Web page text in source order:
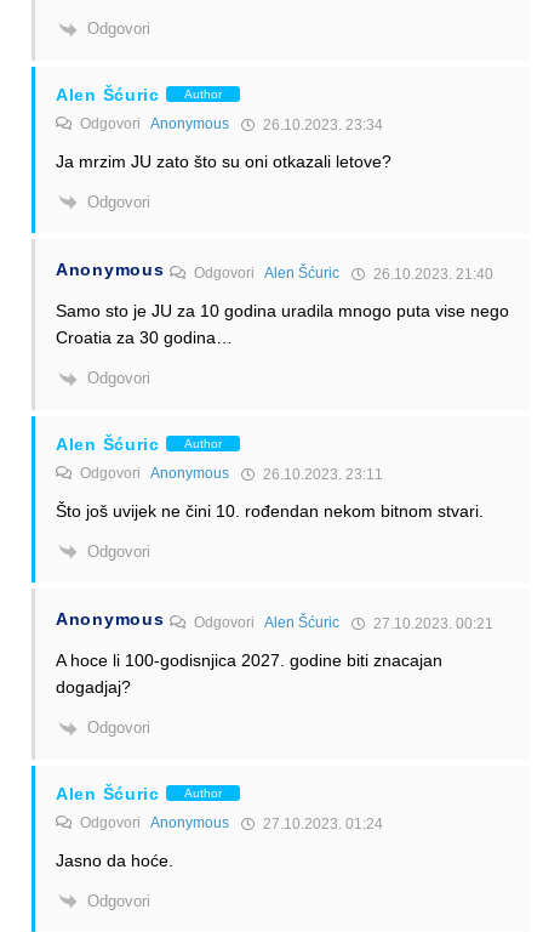
Odgovori
Alen Šćuric Author
Odgovori Anonymous 26.10.2023. 23:34
Ja mrzim JU zato što su oni otkazali letove?
Odgovori
Anonymous OdgovoriAlen Šćuric 26.10.2023. 21:40
Samo sto je JU za 10 godina uradila mnogo puta vise nego
Croatia za 30 godina…
Odgovori
Alen Šćuric Author
Odgovori Anonymous 26.10.2023. 23:11
Što još uvijek ne čini 10. rođendan nekom bitnom stvari.
Odgovori
Anonymous OdgovoriAlen Šćuric 27.10.2023. 00:21
A hoce li 100-godisnjica 2027. godine biti znacajan
dogadjaj?
Odgovori
Alen Šćuric Author
Odgovori Anonymous 27.10.2023. 01:24
Jasno da hoće.
Odgovori